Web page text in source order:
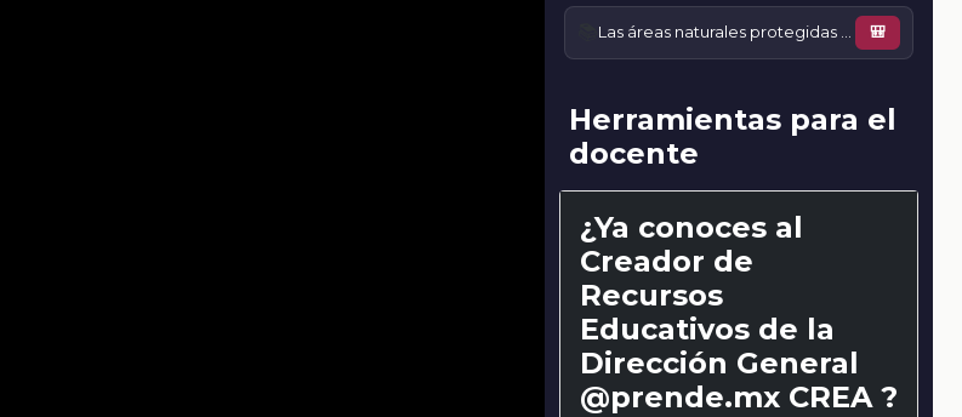
Las áreas naturales protegidas de México, y la conservación de la biodiversidad 🎒
Herramientas para el
docente
¿Ya conoces al
Creador de
Recursos
Educativos de la
Dirección General
@prende.mx CREA ?